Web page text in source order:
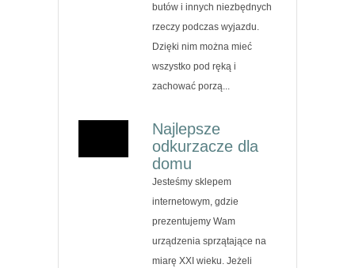
butów i innych niezbędnych
rzeczy podczas wyjazdu.
Dzięki nim można mieć
wszystko pod ręką i
zachować porzą...
Najlepsze
odkurzacze dla
domu
Jesteśmy sklepem
internetowym, gdzie
prezentujemy Wam
urządzenia sprzątające na
miarę XXI wieku. Jeżeli